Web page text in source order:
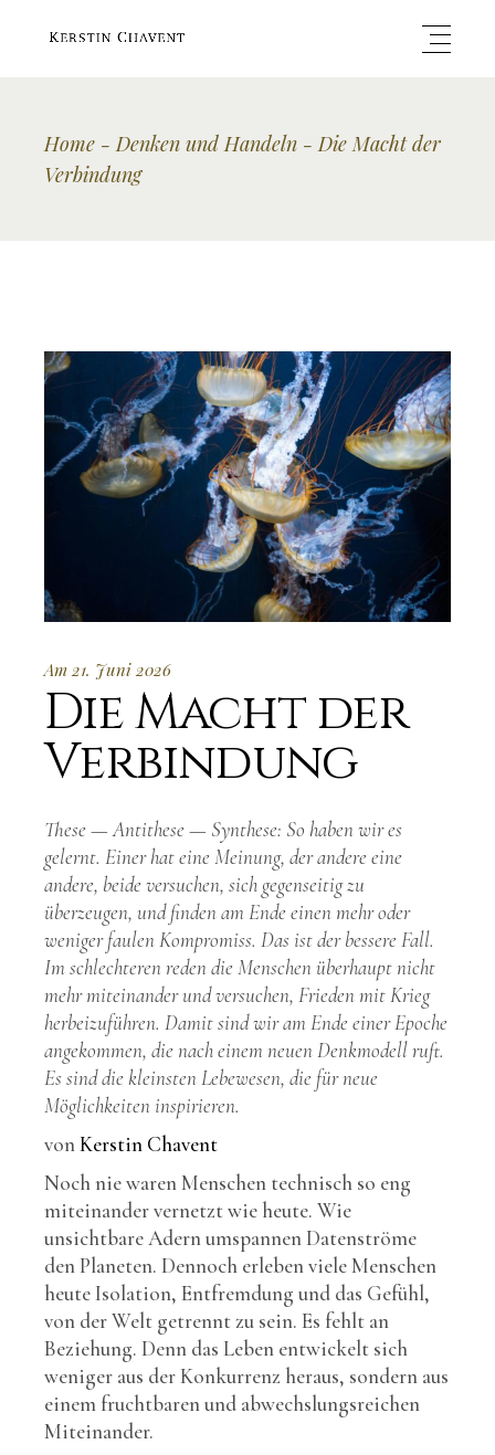
Home Denken und Handeln
Die Macht der
Verbindung
Am 21. Juni 2026
Die Macht der
Verbindung
These — Antithese — Synthese: So haben wir es
gelernt. Einer hat eine Meinung, der andere eine
andere, beide versuchen, sich gegenseitig zu
überzeugen, und finden am Ende einen mehr oder
weniger faulen Kompromiss. Das ist der bessere Fall.
Im schlechteren reden die Menschen überhaupt nicht
mehr miteinander und versuchen, Frieden mit Krieg
herbeizuführen. Damit sind wir am Ende einer Epoche
angekommen, die nach einem neuen Denkmodell ruft.
Es sind die kleinsten Lebewesen, die für neue
Möglichkeiten inspirieren.
vonKerstin Chavent
Noch nie waren Menschen technisch so eng
miteinander vernetzt wie heute. Wie
unsichtbare Adern umspannen Datenströme
den Planeten. Dennoch erleben viele Menschen
heute Isolation, Entfremdung und das Gefühl,
von der Welt getrennt zu sein. Es fehlt an
Beziehung. Denn das Leben entwickelt sich
weniger aus der Konkurrenz heraus, sondern aus
einem fruchtbaren und abwechslungsreichen
Miteinander.